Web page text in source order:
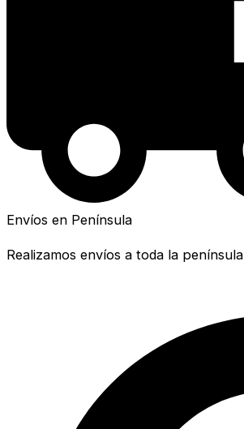
Envíos en Península
Realizamos envíos a toda la